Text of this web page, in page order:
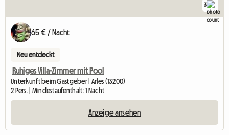
3
65 € / Nacht
Neu entdeckt
Ruhiges Villa-Zimmer mit Pool
Unterkunft beim Gastgeber | Arles (13200)
2 Pers. | Mindestaufenthalt: 1 Nacht
Anzeige ansehen